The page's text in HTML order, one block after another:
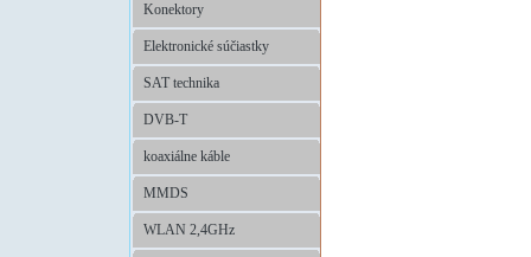
Konektory
Elektronické súčiastky
SAT technika
DVB-T
koaxiálne káble
MMDS
WLAN 2,4GHz